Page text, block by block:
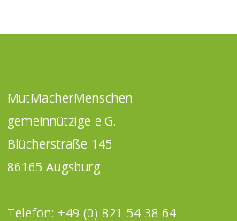
MutMacherMenschen
gemeinnützige e.G.
Blücherstraße 145
86165 Augsburg
Telefon: +49 (0) 821 54 38 64